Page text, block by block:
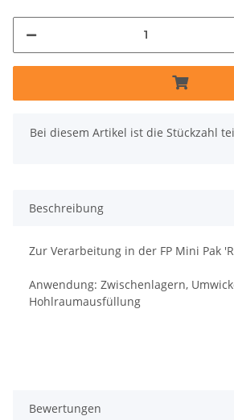
x
Bei diesem Artikel ist die Stückzahl
Beschreibung
Zur Verarbeitung in der FP Mini Pak
Anwendung: Zwischenlagern,
Hohlraumausfüllung
Bewertungen